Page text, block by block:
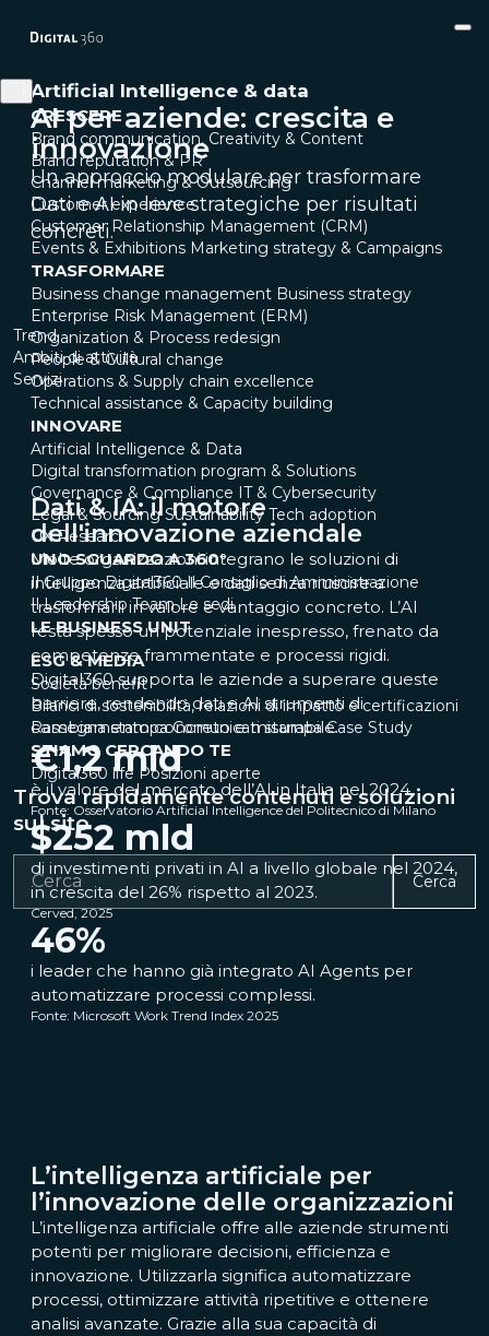
CRESCERE
Brand communication, Creativity & Content
Brand reputation & PR
Channel marketing & Outsourcing
Customer experience
Customer Relationship Management (CRM)
Events & Exhibitions Marketing strategy & Campaigns
TRASFORMARE
Business change management Business strategy
Enterprise Risk Management (ERM)
Organization & Process redesign
People & Cultural change
Operations & Supply chain excellence
Technical assistance & Capacity building
INNOVARE
Artificial Intelligence & Data
Digital transformation program & Solutions
Governance & Compliance IT & Cybersecurity
Legal & Sourcing Sustainability Tech adoption
UX Research
UNO SGUARDO A 360°
Il Gruppo Digital360 Il Consiglio di Amministrazione
Il Leadership Team Le sedi
LE BUSINESS UNIT
ESG & MEDIA
Società benefit
Bilanci di sostenibilità, relazioni di impatto e certificazioni
Rassegna stampa Comunicati stampa Case Study
STIAMO CERCANDO TE
Digital360 life Posizioni aperte
Trova rapidamente contenuti e soluzioni
sul sito
Cerca
Artificial Intelligence & data
AI per aziende: crescita e
innovazione
Un approccio modulare per trasformare
Dati e AI in leve strategiche per risultati
concreti.
Trend
Ambiti di attività
Servizi
Dati & IA: il motore
dell'innovazione aziendale
Molte organizzazioni integrano le soluzioni di
intelligenza artificiale e dati senza riuscire a
trasformarli in valore e vantaggio concreto. L’AI
resta spesso un potenziale inespresso, frenato da
competenze frammentate e processi rigidi.
Digital360 supporta le aziende a superare queste
barriere, rendendo dati e AI strumenti di
cambiamento concreto e misurabile.
€1,2mld
è il valore del mercato dell’AI in Italia nel 2024.
Fonte: Osservatorio Artificial Intelligence del Politecnico di Milano
$252 mld
di investimenti privati in AI a livello globale nel 2024,
in crescita del 26% rispetto al 2023.
Cerved, 2025
46%
i leader che hanno già integrato AI Agents per
automatizzare processi complessi.
Fonte: Microsoft Work Trend Index 2025
L’intelligenza artificiale per
l’innovazione delle organizzazioni
L’intelligenza artificiale offre alle aziende strumenti
potenti per migliorare decisioni, efficienza e
innovazione. Utilizzarla significa automatizzare
processi, ottimizzare attività ripetitive e ottenere
analisi avanzate. Grazie alla sua capacità di